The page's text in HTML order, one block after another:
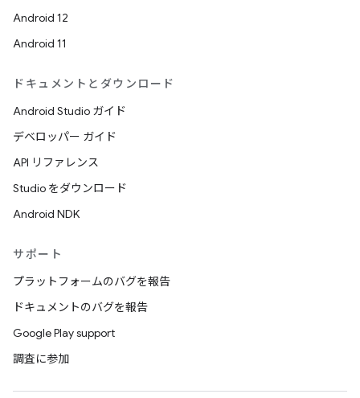
Android 12
Android 11
ドキュメントとダウンロード
Android Studio ガイド
デベロッパー ガイド
API リファレンス
Studio をダウンロード
Android NDK
サポート
プラットフォームのバグを報告
ドキュメントのバグを報告
Google Play support
調査に参加